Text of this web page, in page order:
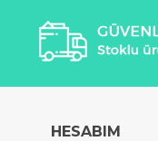
HESABIM